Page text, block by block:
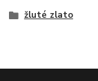
žluté zlato